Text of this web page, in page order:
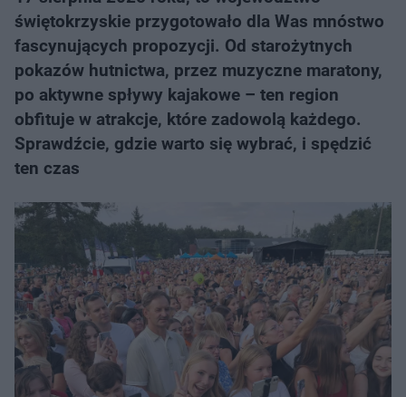
świętokrzyskie przygotowało dla Was mnóstwo
fascynujących propozycji. Od starożytnych
pokazów hutnictwa, przez muzyczne maratony,
po aktywne spływy kajakowe – ten region
obfituje w atrakcje, które zadowolą każdego.
Sprawdźcie, gdzie warto się wybrać, i spędzić
ten czas